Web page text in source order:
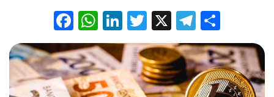
Facebook
WhatsApp
LinkedIn
Twitter
X